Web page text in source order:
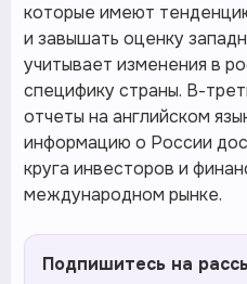
которые имеют
и завышать оценку
учитывает изменения в
специфику страны. В-
отчеты на английском
информацию о России
круга инвесторов и
международном рынке.
Подпишитесь на